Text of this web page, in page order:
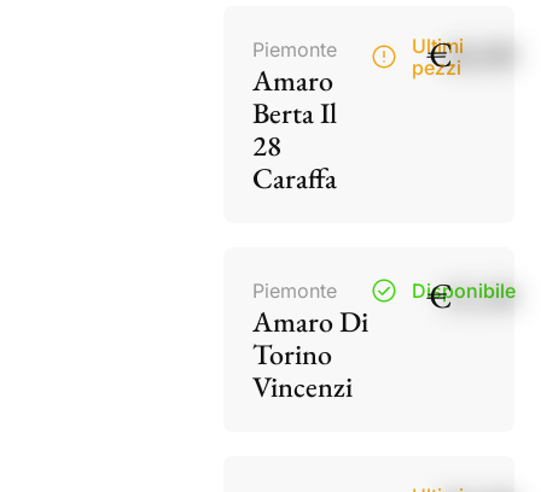
Piemonte
Amaro
Berta Il
28
Caraffa
Ultimi
pezzi
€40,00
Piemonte
Amaro Di
Torino
Vincenzi
Disponibile
€15,50